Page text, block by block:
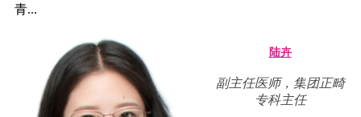
青...
陆卉
副主任医师，集团正畸
专科主任